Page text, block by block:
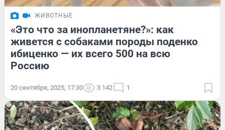
ЖИВОТНЫЕ
«Это что за инопланетяне?»: как
живется с собаками породы поденко
ибиценко — их всего 500 на всю
Россию
20 сентября, 2025, 17:30 3 142 1